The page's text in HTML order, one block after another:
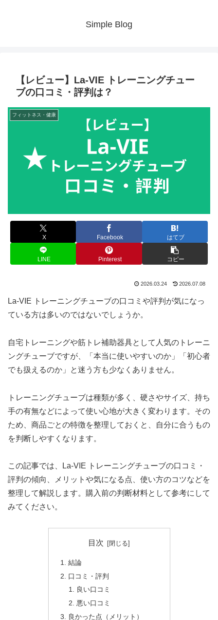
Simple Blog
【レビュー】La-VIE トレーニングチュー
ブの口コミ・評判は？
フィットネス・健康
X Facebook はてブ
LINE Pinterest コピー
2026.03.24 2026.07.08
La-VIE トレーニングチューブの口コミや評判が気になっ
ている方は多いのではないでしょうか。
自宅トレーニングや筋トレ補助器具として人気のトレーニ
ングチューブですが、「本当に使いやすいのか」「初心者
でも扱えるのか」と迷う方も少なくありません。
トレーニングチューブは種類が多く、硬さやサイズ、持ち
手の有無などによって使い心地が大きく変わります。その
ため、商品ごとの特徴を整理しておくと、自分に合うもの
を判断しやすくなります。
この記事では、La-VIE トレーニングチューブの口コミ・
評判の傾向、メリットや気になる点、使い方のコツなどを
整理して解説します。購入前の判断材料として参考にして
みてください。
目次
結論
口コミ・評判
良い口コミ
悪い口コミ
良かった点（メリット）